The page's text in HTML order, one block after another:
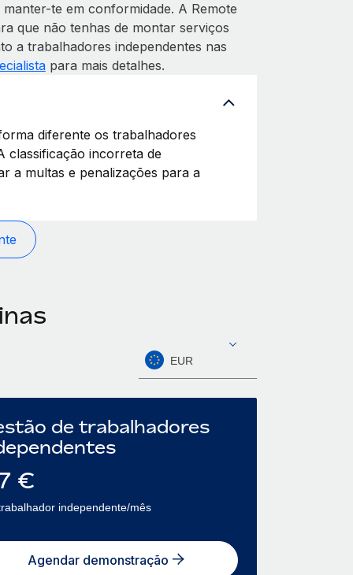
te em conformidade. A Remote
que não tenhas de montar serviços
a trabalhadores independentes nas
para mais detalhes.
diferente os trabalhadores
classificação incorreta de
a multas e penalizações para a
EUR
de trabalhadores
€
independente/mês
Agendar demonstração